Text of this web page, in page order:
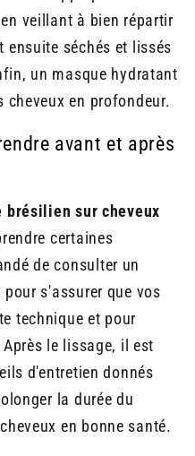
veillant à bien répartir
ensuite séchés et lissés
un masque hydratant
en profondeur.
avant et après
brésilien sur cheveux
certaines
de consulter un
s'assurer que vos
technique et pour
le lissage, il est
d'entretien donnés
la durée du
en bonne santé.